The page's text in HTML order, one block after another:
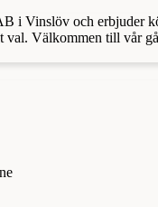
i Vinslöv och erbjuder
val. Välkommen till vår